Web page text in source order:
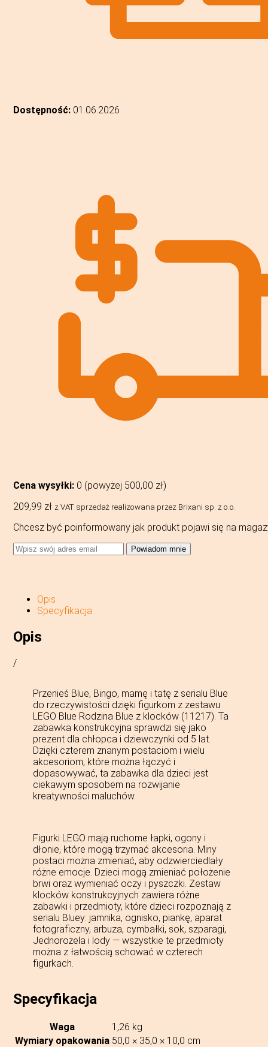
Dostępność: 01.06.2026
Cena wysyłki: 0 (powyżej 500,00 zł)
209,99 zł z VAT sprzedaż realizowana przez Brixani sp. z o.o.
Chcesz być poinformowany jak produkt pojawi się na
Powiadom mnie
Opis
Specyfikacja
Opis
/
Przenieś Blue, Bingo, mamę i tatę z serialu Blue
do rzeczywistości dzięki figurkom z zestawu
LEGO Blue Rodzina Blue z klocków (11217). Ta
zabawka konstrukcyjna sprawdzi się jako
prezent dla chłopca i dziewczynki od 5 lat.
Dzięki czterem znanym postaciom i wielu
akcesoriom, które można łączyć i
dopasowywać, ta zabawka dla dzieci jest
ciekawym sposobem na rozwijanie
kreatywności maluchów.
Figurki LEGO mają ruchome łapki, ogony i
dłonie, które mogą trzymać akcesoria. Miny
postaci można zmieniać, aby odzwierciedlały
różne emocje. Dzieci mogą zmieniać położenie
brwi oraz wymieniać oczy i pyszczki. Zestaw
klocków konstrukcyjnych zawiera różne
zabawki i przedmioty, które dzieci rozpoznają z
serialu Bluey: jamnika, ognisko, piankę, aparat
fotograficzny, arbuza, cymbałki, sok, szparagi,
Jednorożela i lody — wszystkie te przedmioty
można z łatwością schować w czterech
figurkach.
Specyfikacja
Waga
1,26 kg
Wymiary opakowania 50,0 × 35,0 × 10,0 cm